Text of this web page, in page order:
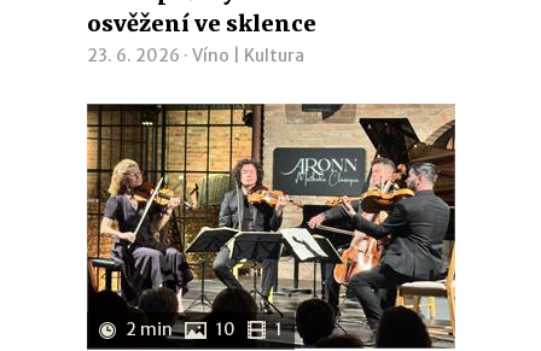
osvěžení ve sklence
23. 6. 2026 · Víno Kultura
2 min 10 1